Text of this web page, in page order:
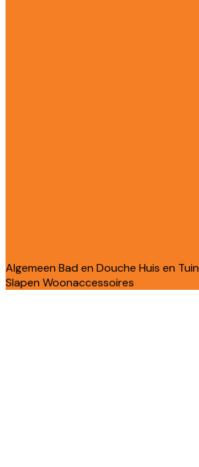
Algemeen Bad en Douche Huis en Tuin
Slapen Woonaccessoires